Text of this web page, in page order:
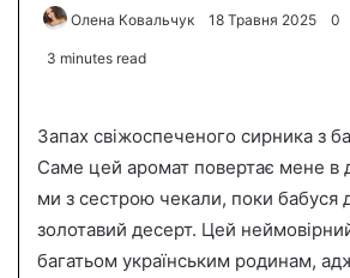
Олена Ковальчук
a
n
e
m
18 Травня 2025 0
3 minutes read
Запах свіжоспеченого сирника з
Саме цей аромат повертає мене в
ми з сестрою чекали, поки бабуся
золотавий десерт. Цей
багатьом українським родинам,